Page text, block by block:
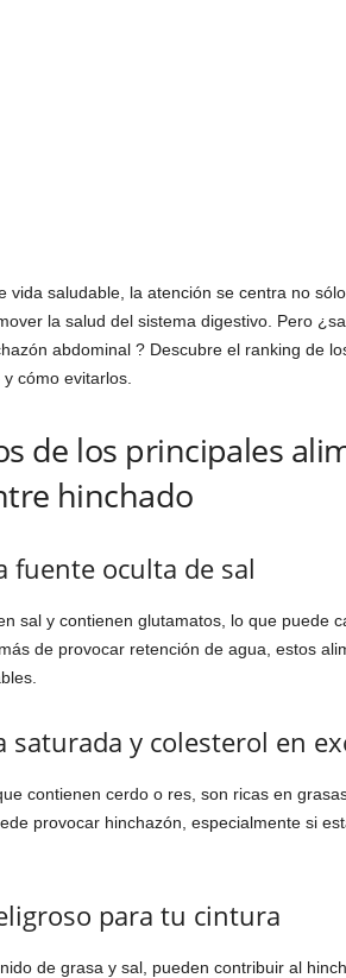
vida saludable, la atención se centra no
la salud del sistema digestivo. Pero
abdominal ? Descubre el ranking de
cómo evitarlos.
de los principales
hinchado
fuente oculta de sal
sal y contienen glutamatos, lo que puede
de provocar retención de agua, estos
saturada y colesterol en
contienen cerdo o res, son ricas en
provocar hinchazón, especialmente si
para tu cintura
de grasa y sal, pueden contribuir al